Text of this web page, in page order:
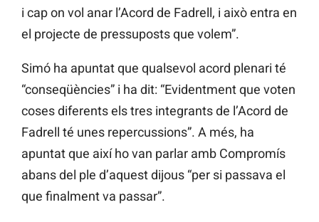
i cap on vol anar l’Acord de Fadrell, i això entra en
el projecte de pressuposts que volem”.
Simó ha apuntat que qualsevol acord plenari té
“conseqüències” i ha dit: “Evidentment que voten
coses diferents els tres integrants de l’Acord de
Fadrell té unes repercussions”. A més, ha
apuntat que així ho van parlar amb Compromís
abans del ple d’aquest dijous “per si passava el
que finalment va passar”.